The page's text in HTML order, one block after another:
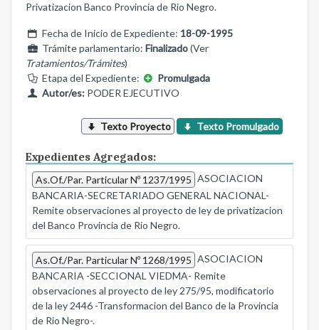
Privatizacion Banco Provincia de Rio Negro.
Fecha de Inicio de Expediente: 18-09-1995
Trámite parlamentario: Finalizado(Ver
Tratamientos/Trámites)
Etapa del Expediente:
Promulgada
Autor/es:PODER EJECUTIVO
Texto Proyecto Texto Promulgado
Expedientes Agregados:
As.Of./Par. Particular Nº 1237/1995 ASOCIACION
BANCARIA-SECRETARIADO GENERAL NACIONAL-
Remite observaciones al proyecto de ley de privatizacion
del Banco Provincia de Rio Negro.
As.Of./Par. Particular Nº 1268/1995 ASOCIACION
BANCARIA -SECCIONAL VIEDMA- Remite
observaciones al proyecto de ley 275/95, modificatorio
de la ley 2446 -Transformacion del Banco de la Provincia
de Rio Negro-.